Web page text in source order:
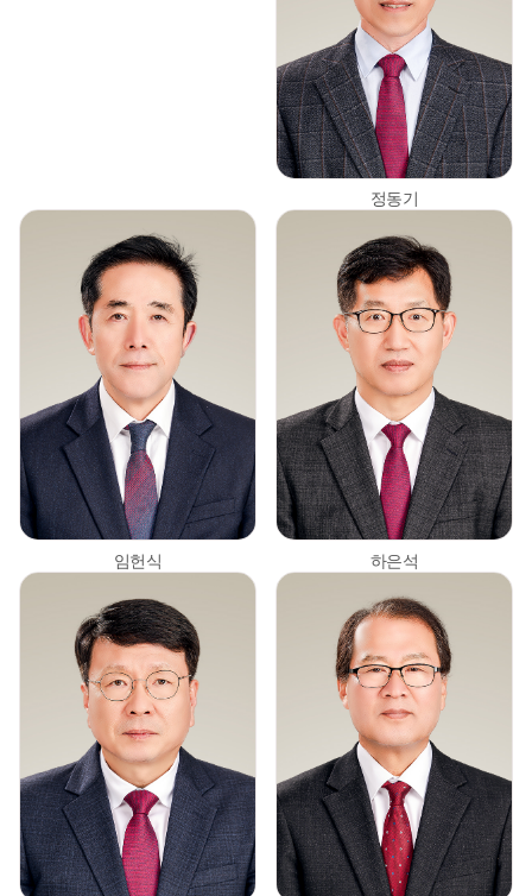
정동기
임헌식 하은석